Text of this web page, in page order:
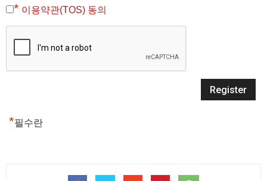
* 이용약관(TOS) 동의
*필수란